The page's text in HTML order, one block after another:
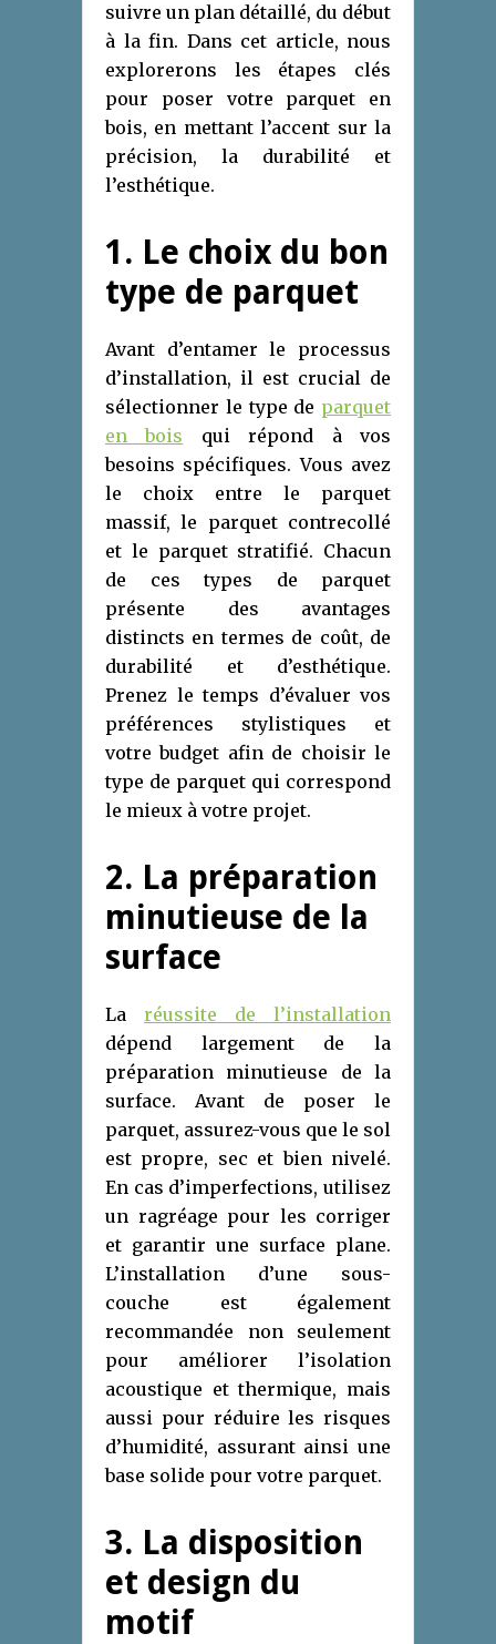
suivre un plan détaillé, du début
à la fin. Dans cet article, nous
explorerons les étapes clés
pour poser votre parquet en
bois, en mettant l’accent sur la
précision, la durabilité et
l’esthétique.
1. Le choix du bon
type de parquet
Avant d’entamer le processus
d’installation, il est crucial de
sélectionner le type de parquet
en bois qui répond à vos
besoins spécifiques. Vous avez
le choix entre le parquet
massif, le parquet contrecollé
et le parquet stratifié. Chacun
de ces types de parquet
présente des avantages
distincts en termes de coût, de
durabilité et d’esthétique.
Prenez le temps d’évaluer vos
préférences stylistiques et
votre budget afin de choisir le
type de parquet qui correspond
le mieux à votre projet.
2. La préparation
minutieuse de la
surface
La réussite de l’installation
dépend largement de la
préparation minutieuse de la
surface. Avant de poser le
parquet, assurez-vous que le sol
est propre, sec et bien nivelé.
En cas d’imperfections, utilisez
un ragréage pour les corriger
et garantir une surface plane.
L’installation d’une sous-
couche est également
recommandée non seulement
pour améliorer l’isolation
acoustique et thermique, mais
aussi pour réduire les risques
d’humidité, assurant ainsi une
base solide pour votre parquet.
3. La disposition
et design du
motif